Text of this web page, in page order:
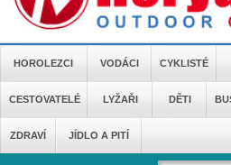
HOROLEZCI VODÁCI CYKLISTÉ
CESTOVATELÉ LYŽAŘI DĚTI
ZDRAVÍ JÍDLO A PITÍ